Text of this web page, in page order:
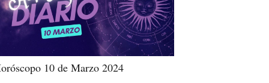
10 de Marzo 2024